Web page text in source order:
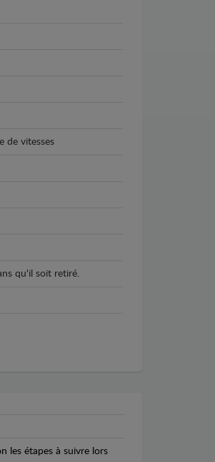
de vitesses
qu'il soit retiré.
les étapes à suivre lors